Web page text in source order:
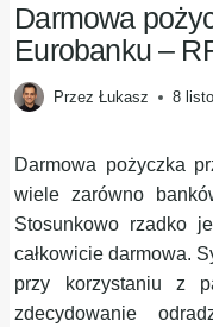
Darmowa
Eurobanku –
Przez Łukasz 8
Darmowa pożyczka
wiele zarówno
Stosunkowo rzadko
całkowicie darmowa.
przy korzystaniu z
zdecydowanie